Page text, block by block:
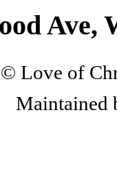
Ave,
Love of
Maintained